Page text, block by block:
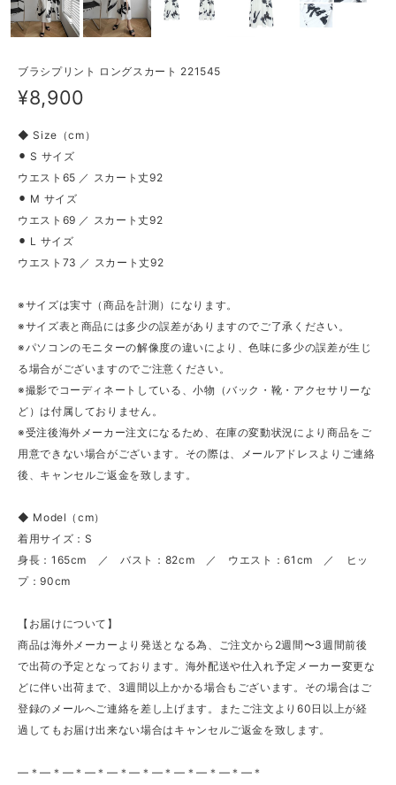
ブラシプリント ロングスカート 221545
¥8,900
◆ Size（cm）
⚫︎ S サイズ
ウエスト65 ／ スカート丈92
⚫︎ M サイズ
ウエスト69 ／ スカート丈92
⚫︎ L サイズ
ウエスト73 ／ スカート丈92
※サイズは実寸（商品を計測）になります。
※サイズ表と商品には多少の誤差がありますのでご了承ください。
※パソコンのモニターの解像度の違いにより、色味に多少の誤差が生じ
る場合がございますのでご注意ください。
※撮影でコーディネートしている、小物（バック・靴・アクセサリーな
ど）は付属しておりません。
※受注後海外メーカー注文になるため、在庫の変動状況により商品をご
用意できない場合がございます。その際は、メールアドレスよりご連絡
後、キャンセルご返金を致します。
◆ Model（cm）
着用サイズ：S
身長：165cm ／ バスト：82cm ／ ウエスト：61cm ／ ヒッ
プ：90cm
【お届けについて】
商品は海外メーカーより発送となる為、ご注文から2週間〜3週間前後
で出荷の予定となっております。海外配送や仕入れ予定メーカー変更な
どに伴い出荷まで、3週間以上かかる場合もございます。その場合はご
登録のメールへご連絡を差し上げます。またご注文より60日以上が経
過してもお届け出来ない場合はキャンセルご返金を致します。
—＊—＊—＊—＊—＊—＊—＊—＊—＊—＊—＊